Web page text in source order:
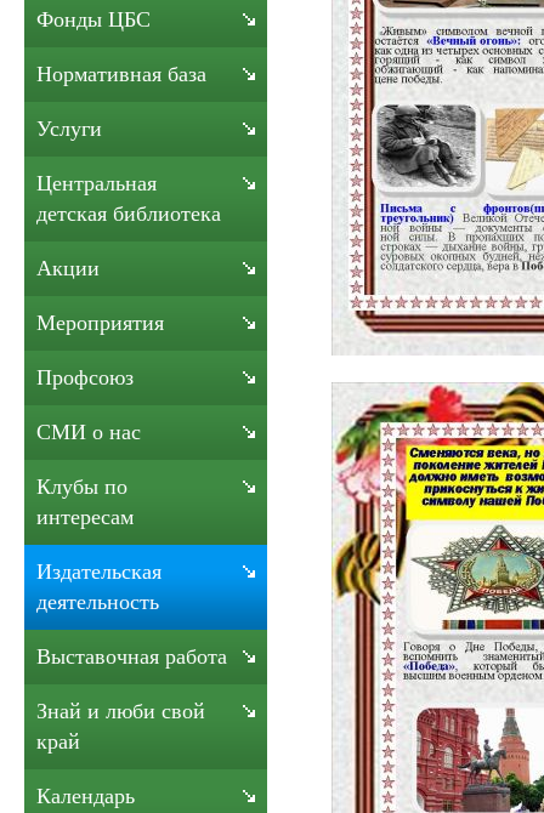
Фонды ЦБС
Нормативная база
Услуги
Центральная
детская библиотека
Акции
Мероприятия
Профсоюз
СМИ о нас
Клубы по
интересам
Издательская
деятельность
Выставочная работа
Знай и люби свой
край
Календарь